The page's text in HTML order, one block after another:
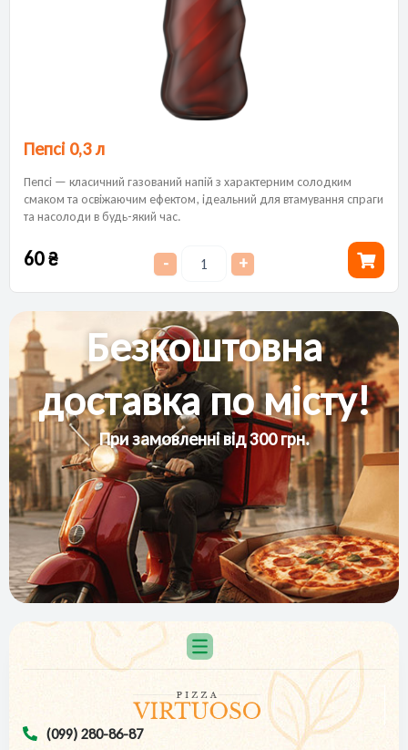
Пепсі 0,3 л
Пепсі — класичний газований напій з характерним солодким
смаком та освіжаючим ефектом, ідеальний для втамування спраги
та насолоди в будь-який час.
60₴ - +
Безкоштовна
доставка по місту!
При замовленні від 300 грн.
(099) 280-86-87